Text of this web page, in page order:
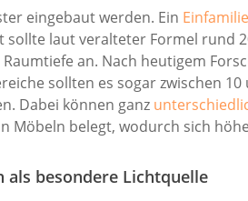
eingebaut werden. Ein
sollte laut veralteter Formel rund
an. Nach heutigem
sollten es sogar zwischen 10
Dabei können ganz
Möbeln belegt, wodurch sich
als besondere Lichtquelle